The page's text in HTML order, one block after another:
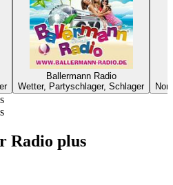
Ballermann Radio
Wetter, Partyschlager, Schlager
Radio plus